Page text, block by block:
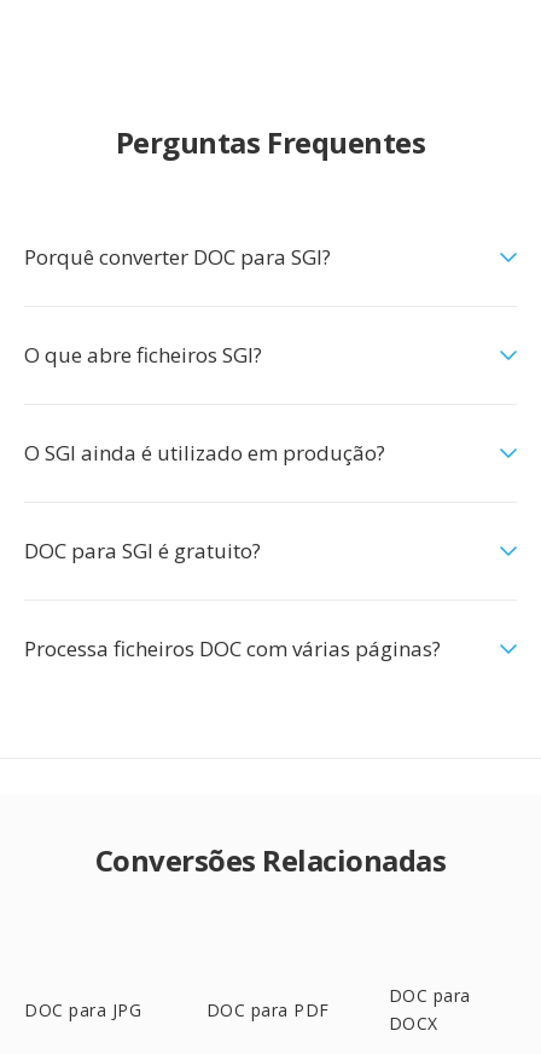
Perguntas Frequentes
Porquê converter DOC para SGI?
O que abre ficheiros SGI?
O SGI ainda é utilizado em produção?
DOC para SGI é gratuito?
Processa ficheiros DOC com várias páginas?
Conversões Relacionadas
DOC para JPG DOC para PDF
DOC para
DOCX